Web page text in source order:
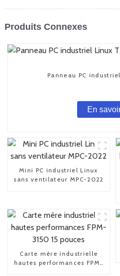
Produits Connexes
Panneau PC
En
Mini PC industriel Linux
sans ventilateur MPC-2022
Carte mère industrielle
hautes performances FPM-